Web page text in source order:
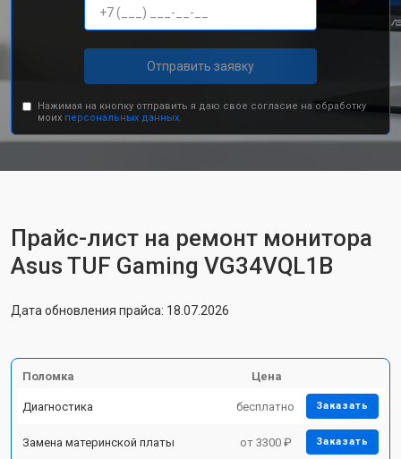
Отправить заявку
Нажимая на кнопку отправить я даю свое согласие на обработку
моих персональных данных.
Прайс-лист на ремонт монитора
Asus TUF Gaming VG34VQL1B
Дата обновления прайса: 18.07.2026
Поломка Цена
Диагностика бесплатно Заказать
Замена материнской платы от 3300 ₽ Заказать